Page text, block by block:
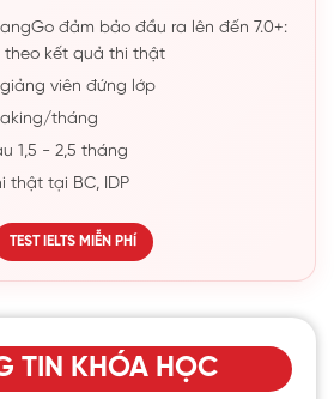
đảm bảo đầu ra lên đến 7.0+:
theo kết quả thi thật
giảng viên đứng lớp
tháng
1,5 - 2,5 tháng
thật tại BC, IDP
TEST IELTS MIỄN PHÍ
TIN KHÓA HỌC